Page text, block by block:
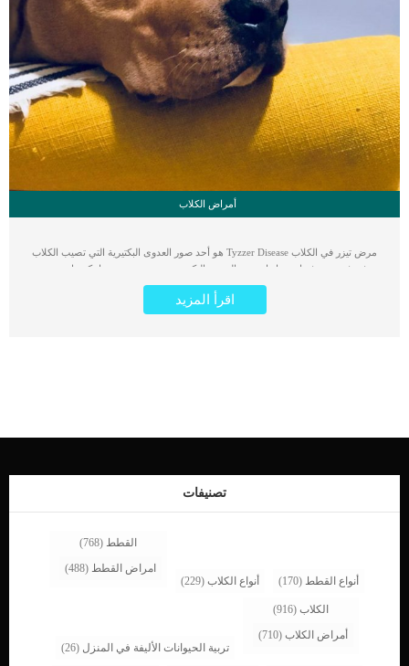
أمراض الكلاب
مرض تيزر في الكلاب Tyzzer Disease هو أحد صور العدوى البكتيرية التي تصيب الكلاب
في فترة من فترات حياتها. سبب العدوى البكتيرية بمرض تيزر تسببها بكتيريا تسمى
(الكلوستريديوم). و يُعتقد أن البكتيريا تتكاثر في الأمعاء وتصل إلى الكبد ،مسببة أضرارًا
جسيمة وضارة لكلب خطورة مرض تيزر هو أنه يصيب الكلاب الصغيرة بشكل أكبر، حيث
تتعرض الكلاب الصغيرة لخطر كبير عندما تصاب بهذا المرض. نوضح لك في هذا المقال
الدم الكامل ، […]
اقرأ المزيد
تصنيفات
أنواع القطط (170) أنواع الكلاب (229)
القطط (768)
امراض القطط (488)
الكلاب (916)
أمراض الكلاب (710)
تربية الحيوانات الأليفة في المنزل (26)